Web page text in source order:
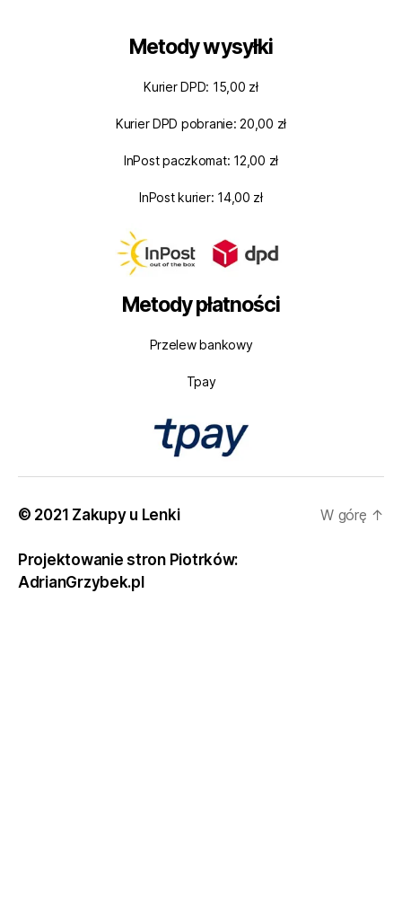
Metody wysyłki
Kurier DPD: 15,00 zł
Kurier DPD pobranie: 20,00 zł
InPost paczkomat: 12,00 zł
InPost kurier: 14,00 zł
Metody płatności
Przelew bankowy
Tpay
© 2021 Zakupy u Lenki
Projektowanie stron Piotrków:
AdrianGrzybek.pl
W górę ↑